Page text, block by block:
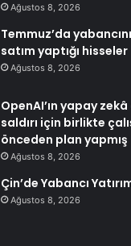
Ağustos 8, 2026
Temmuz’da
satım yaptığı hisseler
Ağustos 8, 2026
OpenAI’ın yapay
saldırı için birlikte
önceden plan yapmış
Ağustos 8, 2026
Çin’de Yabancı
Ağustos 8, 2026